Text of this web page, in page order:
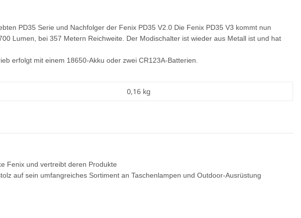
PD35 Serie und Nachfolger der Fenix PD35 V2.0 Die Fenix PD35 V3 kommt nun
Lumen, bei 357 Metern Reichweite. Der Modischalter ist wieder aus Metall ist und hat
erfolgt mit einem 18650-Akku oder zwei CR123A-Batterien.
0,16 kg
Fenix und vertreibt deren Produkte
auf sein umfangreiches Sortiment an Taschenlampen und Outdoor-Ausrüstung